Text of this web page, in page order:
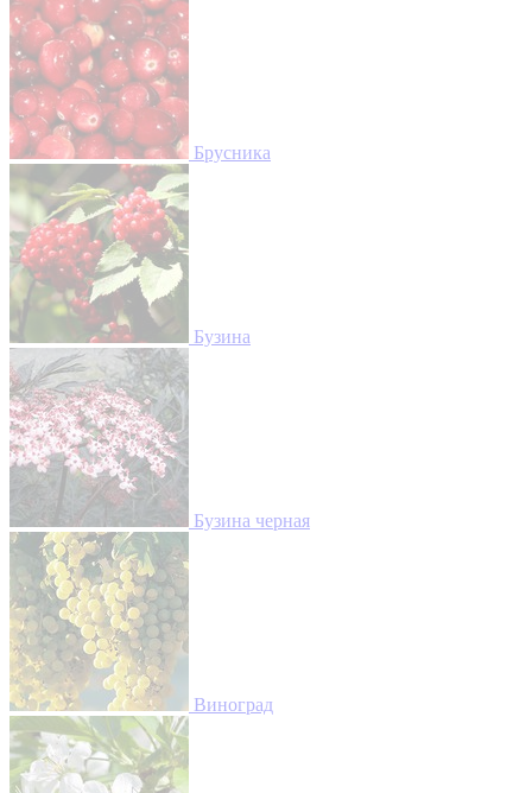
Брусника
Бузина
Бузина черная
Виноград